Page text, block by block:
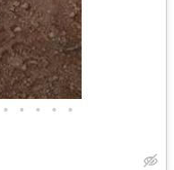
• • • • •